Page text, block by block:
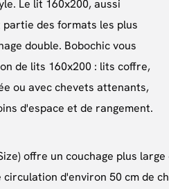
Le lit 160x200, aussi
des formats les plus
double. Bobochic vous
de lits 160x200 : lits coffre,
ou avec chevets attenants,
d'espace et de rangement.
offre un couchage plus
circulation d'environ 50 cm de